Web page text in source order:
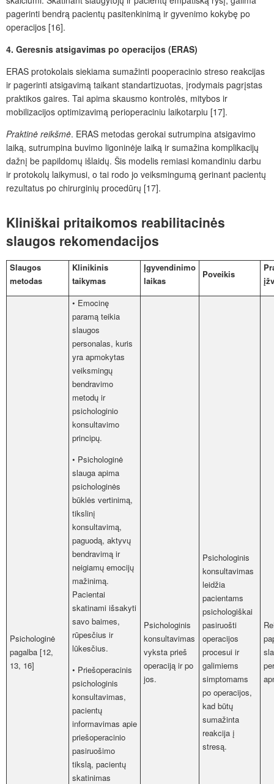
pagerinti bendrą pacientų pasitenkinimą ir gyvenimo kokybę po
operacijos [16].
4. Geresnis atsigavimas po operacijos (ERAS)
ERAS protokolais siekiama sumažinti pooperacinio streso reakcijas
ir pagerinti atsigavimą taikant standartizuotas, įrodymais pagrįstas
praktikos gaires. Tai apima skausmo kontrolės, mitybos ir
mobilizacijos optimizavimą perioperaciniu laikotarpiu [17].
Praktinė reikšmė. ERAS metodas gerokai sutrumpina atsigavimo
laiką, sutrumpina buvimo ligoninėje laiką ir sumažina komplikacijų
dažnį be papildomų išlaidų. Šis modelis remiasi komandiniu darbu
ir protokolų laikymusi, o tai rodo jo veiksmingumą gerinant pacientų
rezultatus po chirurginių procedūrų [17].
Kliniškai pritaikomos reabilitacinės
slaugos rekomendacijos
Slaugos
metodas
Klinikinis
taikymas
Įgyvendinimo
laikas
Poveikis
Psichologinė
pagalba [12,
13, 16]
• Emocinę
paramą teikia
slaugos
personalas, kuris
yra apmokytas
veiksmingų
bendravimo
metodų ir
psichologinio
konsultavimo
principų.
• Psichologinė
slauga apima
psichologinės
būklės vertinimą,
tikslinį
konsultavimą,
paguodą, aktyvų
bendravimą ir
neigiamų emocijų
mažinimą.
Pacientai
skatinami išsakyti
savo baimes,
rūpesčius ir
lūkesčius.
• Priešoperacinis
psichologinis
konsultavimas,
pacientų
informavimas apie
priešoperacinio
pasiruošimo
tikslą, pacientų
skatinimas
Psichologinis
konsultavimas
vyksta prieš
operaciją ir po
jos.
Psichologinis
konsultavimas
leidžia
pacientams
psichologiškai
pasiruošti
operacijos
procesui ir
galimiems
simptomams
po operacijos,
kad būtų
sumažinta
reakcija į
stresą.